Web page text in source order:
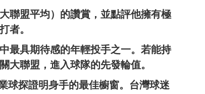
聯盟平均）的讚賞，並點評他擁有極
者。
最具期待感的年輕投手之一。若能持
大聯盟，進入球隊的先發輪值。
球探證明身手的最佳櫥窗。台灣球迷